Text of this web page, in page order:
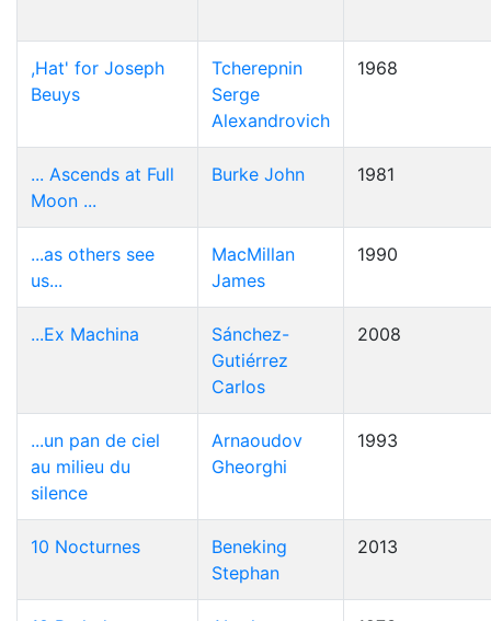
,Hat' for Joseph
Beuys
Tcherepnin
Serge
Alexandrovich
1968
... Ascends at Full
Moon ...
Burke John 1981
...as others see
us...
MacMillan
James
1990
...Ex Machina
Sánchez-
Gutiérrez
Carlos
2008
...un pan de ciel
au milieu du
silence
Arnaoudov
Gheorghi
1993
10 Nocturnes
Beneking
Stephan
2013